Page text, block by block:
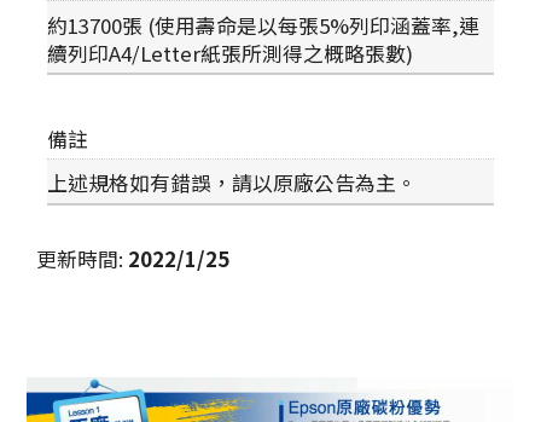
約13700張 (使用壽命是以每張5%列印涵蓋率,連
續列印A4/Letter紙張所測得之概略張數)
備註
上述規格如有錯誤，請以原廠公告為主。
更新時間: 2022/1/25